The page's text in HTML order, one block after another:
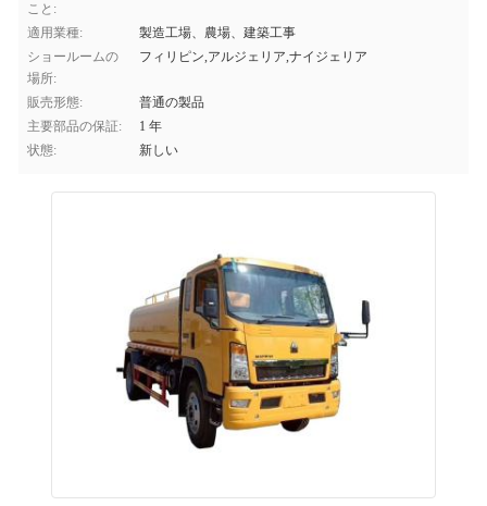
こと:
適用業種:
製造工場、農場、建築工事
ショールームの
場所:
フィリピン,アルジェリア,ナイジェリア
販売形態:
普通の製品
主要部品の保証:
1 年
状態:
新しい